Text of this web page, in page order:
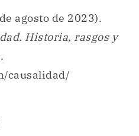
agosto de 2023).
Historia, rasgos y
causalidad/